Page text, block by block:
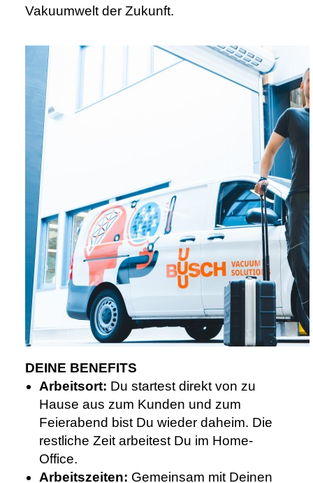
Vakuumwelt der Zukunft.
DEINE BENEFITS
Arbeitsort: Du startest direkt von zu
Hause aus zum Kunden und zum
Feierabend bist Du wieder daheim. Die
restliche Zeit arbeitest Du im Home-
Office.
Arbeitszeiten: Gemeinsam mit Deinen